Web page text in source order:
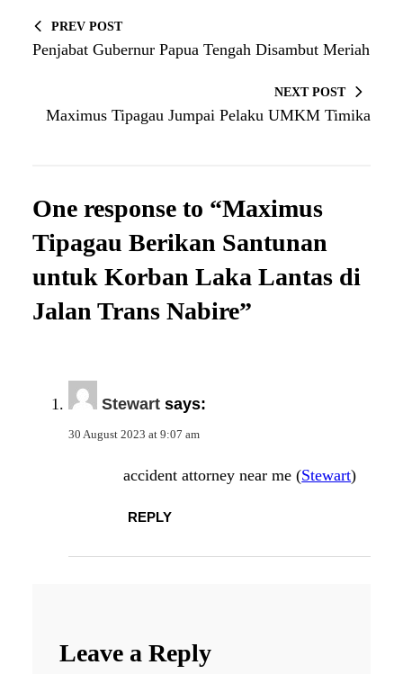
PREV POST
Penjabat Gubernur Papua Tengah Disambut Meriah
NEXT POST
Maximus Tipagau Jumpai Pelaku UMKM Timika
One response to “Maximus
Tipagau Berikan Santunan
untuk Korban Laka Lantas di
Jalan Trans Nabire”
Stewart says:
30 August 2023 at 9:07 am
accident attorney near me (Stewart)
REPLY
Leave a Reply